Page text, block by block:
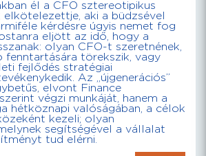
él a CFO sztereotipikus
elkötelezettje, aki a büdzsével
kérdésre úgyis nemet fog
eljött az idő, hogy a
olyan CFO-t szeretnének,
fenntartására törekszik, vagy
fejlődés stratégiai
Az „újgenerációs”
elvont Finance
végzi munkáját, hanem a
hétköznapi valóságában, a célok
kezeli; olyan
segítségével a vállalat
tud elérni.